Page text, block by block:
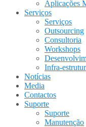
Aplicações
Serviços
Serviços
Outsourcing
Consultoria
Workshops
Infra-
Notícias
Media
Contactos
Suporte
Suporte
Manutenção